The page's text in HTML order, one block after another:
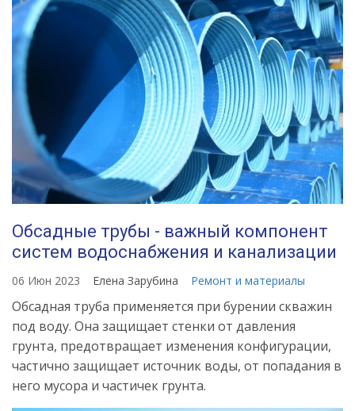
Обсадные трубы - важный компонент
систем водоснабжения и канализации
06 Июн 2023 Елена Зарубина Ремонт и материалы
Обсадная труба применяется при бурении скважин
под воду. Она защищает стенки от давления
грунта, предотвращает изменения конфигурации,
частично защищает источник воды, от попадания в
него мусора и частичек грунта.